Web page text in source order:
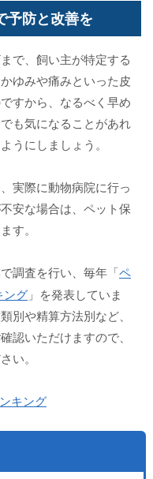
予防と改善を
で、飼い主が特定する
ゆみや痛みといった皮
すから、なるべく早め
も気になることがあれ
うにしましょう。
実際に動物病院に行っ
安な場合は、ペット保
す。
調査を行い、毎年「ペ
ング 」を発表していま
別や精算方法別など、
認いただけますので、
い。
キング